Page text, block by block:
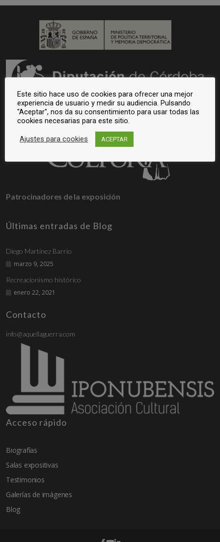
Patrocinadores de la exposición
Últimas entradas de Blog
Diego Martínez Barrio
marzo 9, 2025
Recreacionismo histórico
enero 22, 2021
Contacto
info@aquellaguerra.com
Acceso rápido
Biografías
Salas expositivas
Testimonios
Galerías de imágenes
Blog
Este sitio hace uso de cookies para ofrecer una mejor
experiencia de usuario y medir su audiencia. Pulsando
"Aceptar", nos da su consentimiento para usar todas las
cookies necesarias para este sitio.
Ajustes para cookies ACEPTAR